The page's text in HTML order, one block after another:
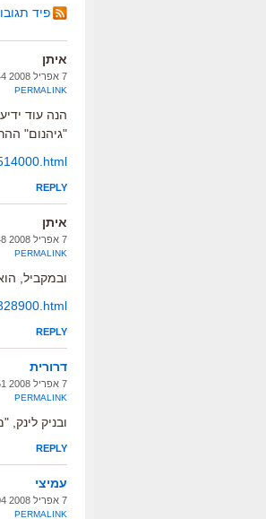
פיד
איתן
7 אפריל 2008 at 16:44
PERMALINK
הנה עוד
"גיהנום"
REPLY
איתן
7 אפריל 2008 at 16:48
PERMALINK
ובמקביל,
REPLY
דרורית
7 אפריל 2008 at 16:51
PERMALINK
ובניק לינק,
REPLY
עמיצי
7 אפריל 2008 at 18:04
PERMALINK